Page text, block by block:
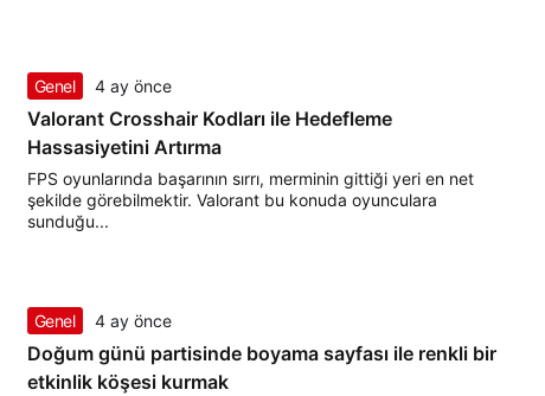
Genel 4 ay önce
Valorant Crosshair Kodları ile Hedefleme
Hassasiyetini Artırma
FPS oyunlarında başarının sırrı, merminin gittiği yeri en net
şekilde görebilmektir. Valorant bu konuda oyunculara
sunduğu...
Genel 4 ay önce
Doğum günü partisinde boyama sayfası ile renkli bir
etkinlik köşesi kurmak